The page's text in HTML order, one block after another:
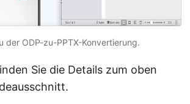
der ODP-zu-PPTX-Konvertierung.
Sie die Details zum oben